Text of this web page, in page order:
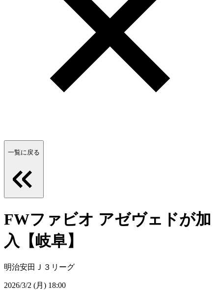
一覧に戻る
FWファビオ アゼヴェドが加
入【岐阜】
明治安田Ｊ３リーグ
2026/3/2 (月) 18:00